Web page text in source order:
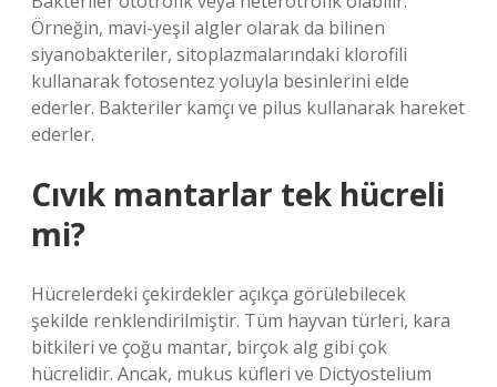
Örneğin, mavi-yeşil algler olarak da bilinen
siyanobakteriler, sitoplazmalarındaki klorofili
kullanarak fotosentez yoluyla besinlerini elde
ederler. Bakteriler kamçı ve pilus kullanarak hareket
ederler.
Cıvık mantarlar tek hücreli
mi?
Hücrelerdeki çekirdekler açıkça görülebilecek
şekilde renklendirilmiştir. Tüm hayvan türleri, kara
bitkileri ve çoğu mantar, birçok alg gibi çok
hücrelidir. Ancak, mukus küfleri ve Dictyostelium